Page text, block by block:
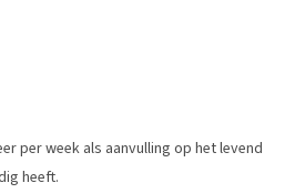
per week als aanvulling op het levend
heeft.